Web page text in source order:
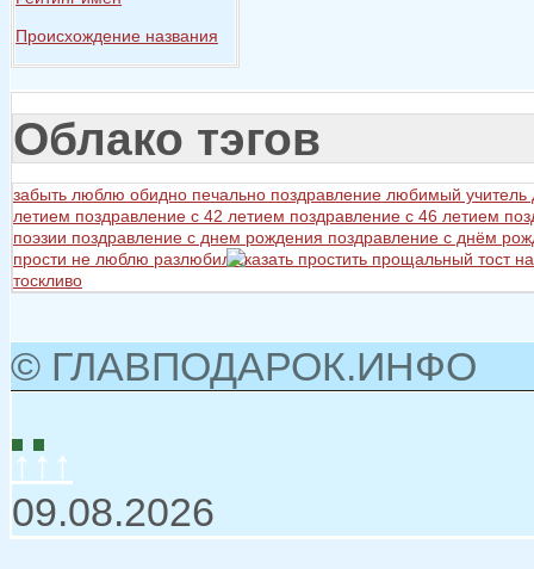
Происхождение названия
Облако тэгов
забыть люблю обидно печально поздравление любимый учитель
летием поздравление с 42 летием поздравление с 46 летием
поэзии поздравление с днем рождения поздравление с днём
прости не люблю разлюбил сказать простить прощальный тост
тоскливо
© ГЛАВПОДАРОК.ИНФО
↑↑↑
09.08.2026